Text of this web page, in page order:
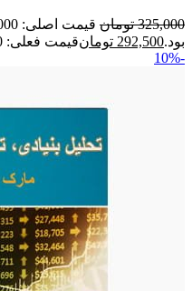
325,000 تومان
بود.292,500 تومانقیمت فعلی: 292,500 تومان.
-10%